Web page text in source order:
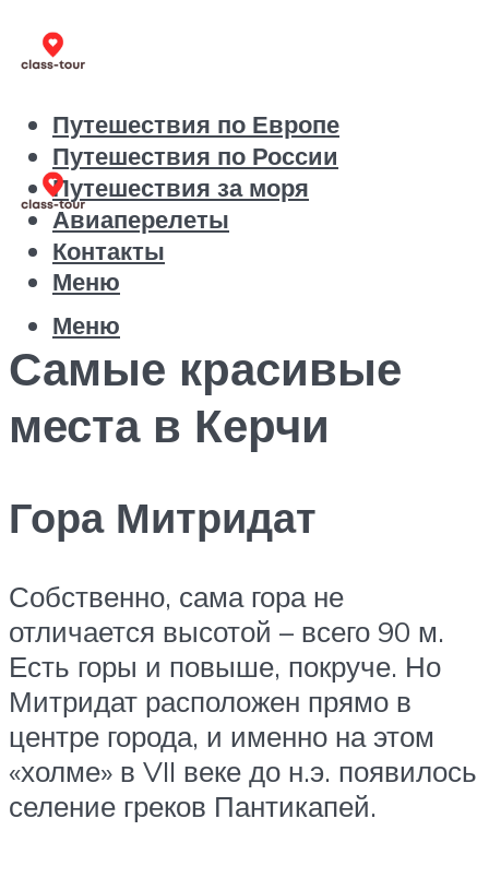
Путешествия по Европе
Путешествия по России
Путешествия за моря
Авиаперелеты
Контакты
Меню
Меню
Самые красивые
места в Керчи
Гора Митридат
Собственно, сама гора не
отличается высотой – всего 90 м.
Есть горы и повыше, покруче. Но
Митридат расположен прямо в
центре города, и именно на этом
«холме» в VII веке до н.э. появилось
селение греков Пантикапей.